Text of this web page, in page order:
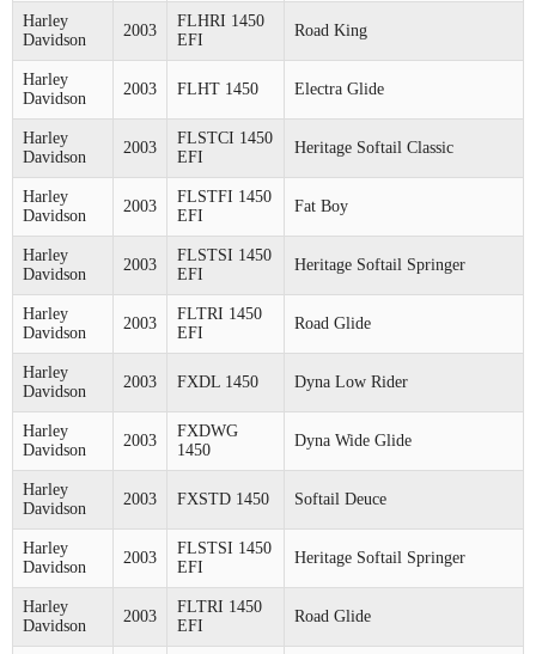
Harley
Davidson
2003
FLHRI 1450
EFI
Road King
Harley
Davidson
2003 FLHT 1450 Electra Glide
Harley
Davidson
2003
FLSTCI 1450
EFI
Heritage Softail Classic
Harley
Davidson
2003
FLSTFI 1450
EFI
Fat Boy
Harley
Davidson
2003
FLSTSI 1450
EFI
Heritage Softail Springer
Harley
Davidson
2003
FLTRI 1450
EFI
Road Glide
Harley
Davidson
2003 FXDL 1450 Dyna Low Rider
Harley
Davidson
2003
FXDWG
1450
Dyna Wide Glide
Harley
Davidson
2003 FXSTD 1450 Softail Deuce
Harley
Davidson
2003
FLSTSI 1450
EFI
Heritage Softail Springer
Harley
Davidson
2003
FLTRI 1450
EFI
Road Glide